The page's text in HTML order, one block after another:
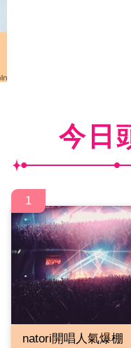
今日
1
natori開唱人氣爆